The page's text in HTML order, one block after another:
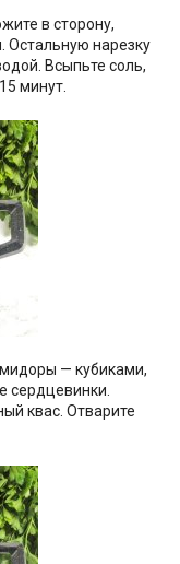
в сторону,
Остальную нарезку
Всыпьте соль,
минут.
— кубиками,
сердцевинки.
квас. Отварите